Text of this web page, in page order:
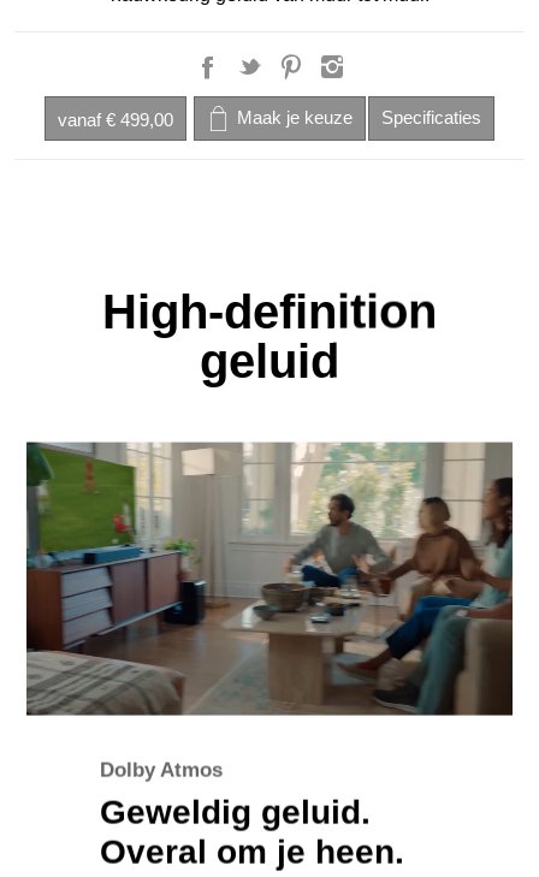
vanaf € 499,00
High-definition
geluid
Dolby Atmos
Geweldig geluid.
Overal om je heen.